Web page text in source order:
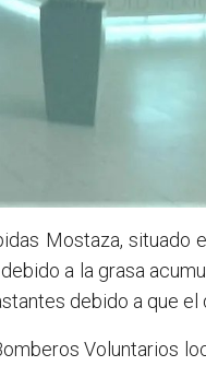
Mostaza, situado
a la grasa
debido a que el
Voluntarios